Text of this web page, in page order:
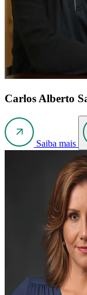
Carlos Alberto
Saiba mais